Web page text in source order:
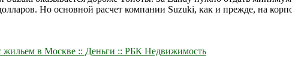
Но основной расчет компании Suzuki, как и прежде, на
жильем в Москве :: Деньги :: РБК Недвижимость